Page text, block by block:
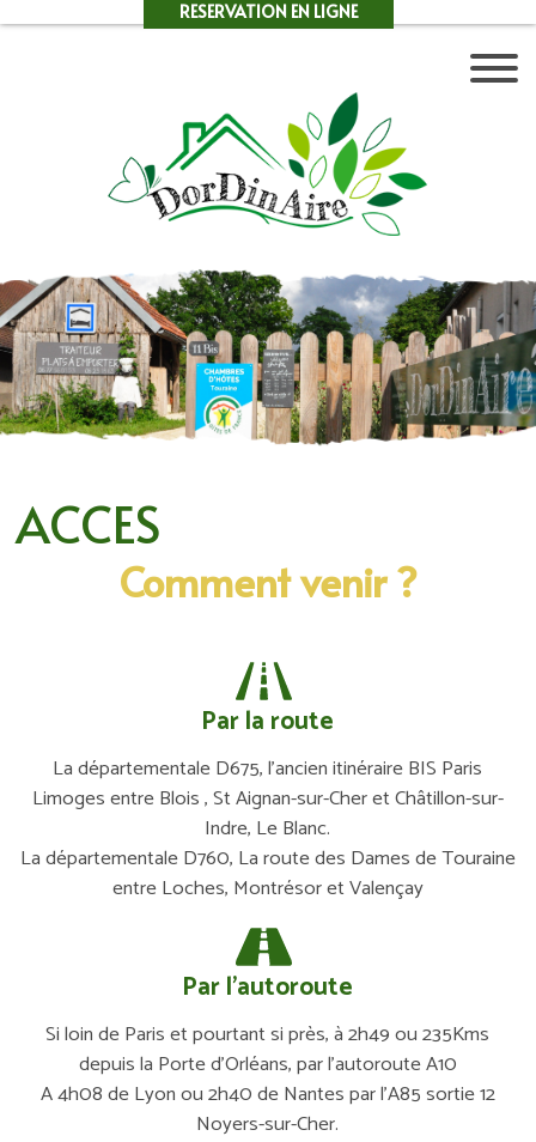
RESERVATION EN LIGNE
ACCES
Comment venir ?
Par la route
La départementale D675, l’ancien itinéraire BIS Paris
Limoges entre Blois , St Aignan-sur-Cher et Châtillon-sur-
Indre, Le Blanc.
La départementale D760, La route des Dames de Touraine
entre Loches, Montrésor et Valençay
Par l’autoroute
Si loin de Paris et pourtant si près, à 2h49 ou 235Kms
depuis la Porte d’Orléans, par l’autoroute A10
A 4h08 de Lyon ou 2h40 de Nantes par l’A85 sortie 12
Noyers-sur-Cher.